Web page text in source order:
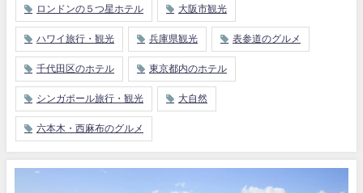
ロンドンの５つ星ホテル 大阪市観光
ハワイ旅行・観光 兵庫県観光 表参道のグルメ
千代田区のホテル 東京都内のホテル
シンガポール旅行・観光 大自然
六本木・西麻布のグルメ